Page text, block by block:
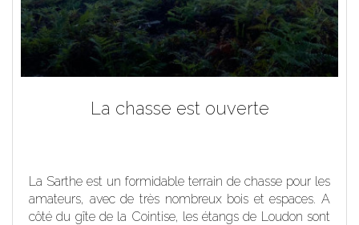
La chasse est ouverte
La Sarthe est un formidable terrain de chasse pour les
amateurs, avec de très nombreux bois et espaces. A
côté du gîte de la Cointise, les étangs de Loudon sont